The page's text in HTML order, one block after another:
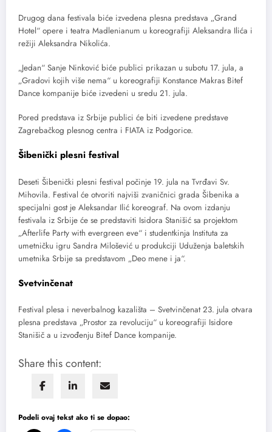
Drugog dana festivala biće izvedena plesna predstava „Grand
Hotel“ opere i teatra Madlenianum u koreografiji Aleksandra Ilića i
režiji Aleksandra Nikolića.
„Jedan“ Sanje Ninković biće publici prikazan u subotu 17. jula, a
„Gradovi kojih više nema“ u koreografiji Konstance Makras Bitef
Dance kompanije biće izvedeni u sredu 21. jula.
Pored predstava iz Srbije publici će biti izvedene predstave
Zagrebačkog plesnog centra i FIATA iz Podgorice.
Šibenički plesni festival
Deseti Šibenički plesni festival počinje 19. jula na Tvrđavi Sv.
Mihovila. Festival će otvoriti najviši zvaničnici grada Šibenika a
specijalni gost je Aleksandar Ilić koreograf. Na ovom izdanju
festivala iz Srbije će se predstaviti Isidora Stanišić sa projektom
„Afterlife Party with evergreen eve“ i studentkinja Instituta za
umetničku igru Sandra Milošević u produkciji Uduženja baletskih
umetnika Srbije sa predstavom „Deo mene i ja“.
Svetvinčenat
Festival plesa i neverbalnog kazališta – Svetvinčenat 23. jula otvara
plesna predstava „Prostor za revoluciju“ u koreografiji Isidore
Stanišič a u izvođenju Bitef Dance kompanije.
Share this content:
Podeli ovaj tekst ako ti se dopao: